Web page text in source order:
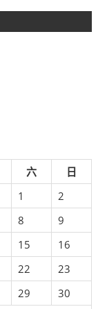
六
日
1
2
8
9
15
16
22
23
29
30